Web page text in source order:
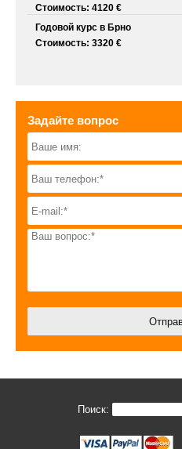
Стоимость: 4120 €
Годовой курс в Брно
Стоимость: 3320 €
Задайте вопрос
Поиск: